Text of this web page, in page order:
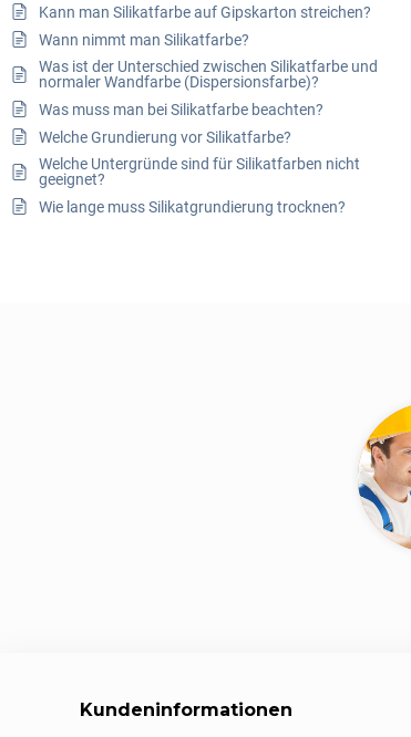
Kann man Silikatfarbe auf Gipskarton streichen?
Wann nimmt man Silikatfarbe?
Was ist der Unterschied zwischen Silikatfarbe und
normaler Wandfarbe (Dispersionsfarbe)?
Was muss man bei Silikatfarbe beachten?
Welche Grundierung vor Silikatfarbe?
Welche Untergründe sind für Silikatfarben nicht
geeignet?
Wie lange muss Silikatgrundierung trocknen?
Kundeninformationen